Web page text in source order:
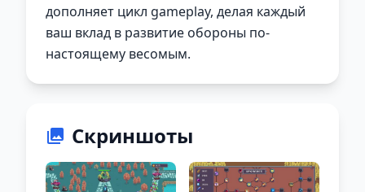
дополняет цикл gameplay, делая каждый
ваш вклад в развитие обороны по-
настоящему весомым.
Скриншоты